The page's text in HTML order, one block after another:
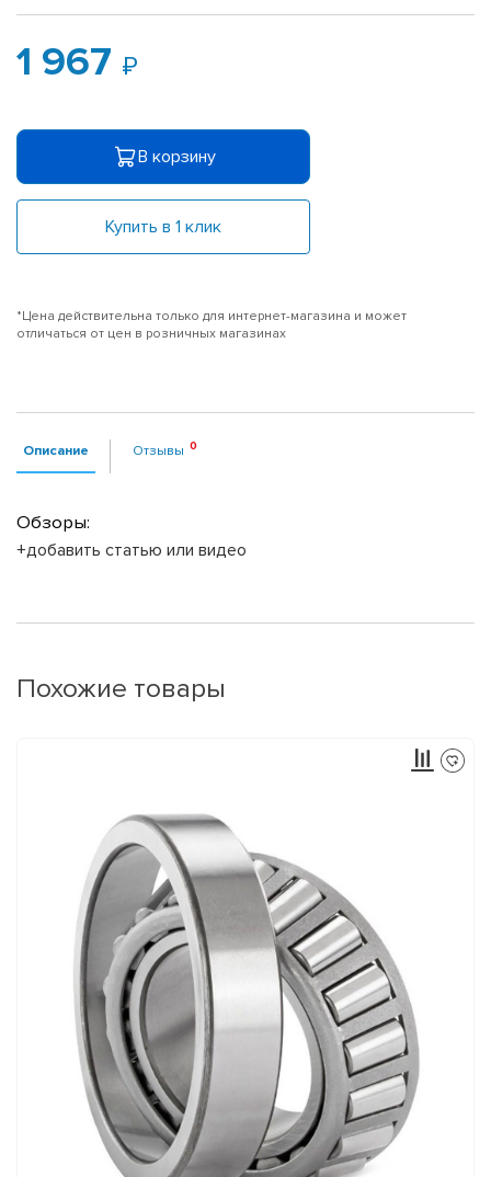
1 967
В корзину
Купить в 1 клик
*Цена действительна только для интернет-магазина и может
отличаться от цен в розничных магазинах
Описание Отзывы
Обзоры:
+добавить статью или видео
Похожие товары